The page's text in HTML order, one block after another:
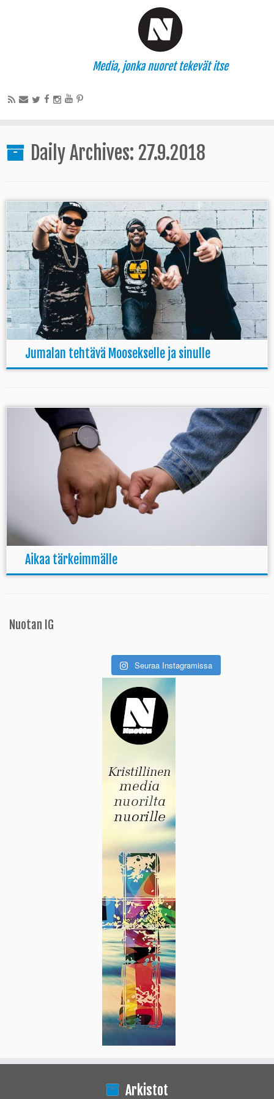
Media, jonka nuoret tekevät itse
Daily Archives: 27.9.2018
Jumalan tehtävä Moosekselle ja sinulle
Aikaa tärkeimmälle
Nuotan IG
Seuraa Instagramissa
Arkistot